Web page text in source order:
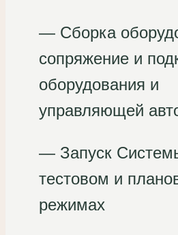
— Сборка
сопряжение и
оборудования и
управляющей
— Запуск
тестовом и
режимах